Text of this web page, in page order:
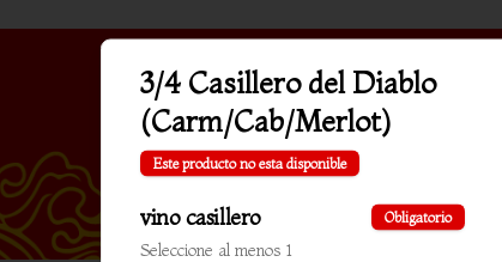
3/4 Casillero del Diablo
(Carm/Cab/Merlot)
Este producto no esta disponible
vino casillero Obligatorio
Seleccione al menos 1